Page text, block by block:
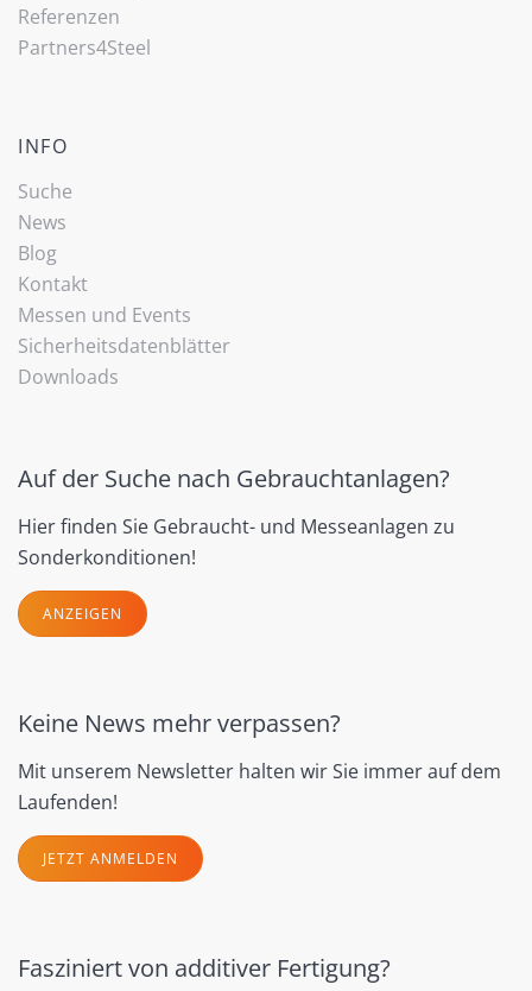
Referenzen
Partners4Steel
INFO
Suche
News
Blog
Kontakt
Messen und Events
Sicherheitsdatenblätter
Downloads
Auf der Suche nach Gebrauchtanlagen?
Hier finden Sie Gebraucht- und Messeanlagen zu
Sonderkonditionen!
ANZEIGEN
Keine News mehr verpassen?
Mit unserem Newsletter halten wir Sie immer auf dem
Laufenden!
JETZT ANMELDEN
Fasziniert von additiver Fertigung?